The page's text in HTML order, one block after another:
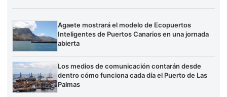
Agaete mostrará el modelo de Ecopuertos
Inteligentes de Puertos Canarios en una jornada
abierta
Los medios de comunicación contarán desde
dentro cómo funciona cada día el Puerto de Las
Palmas